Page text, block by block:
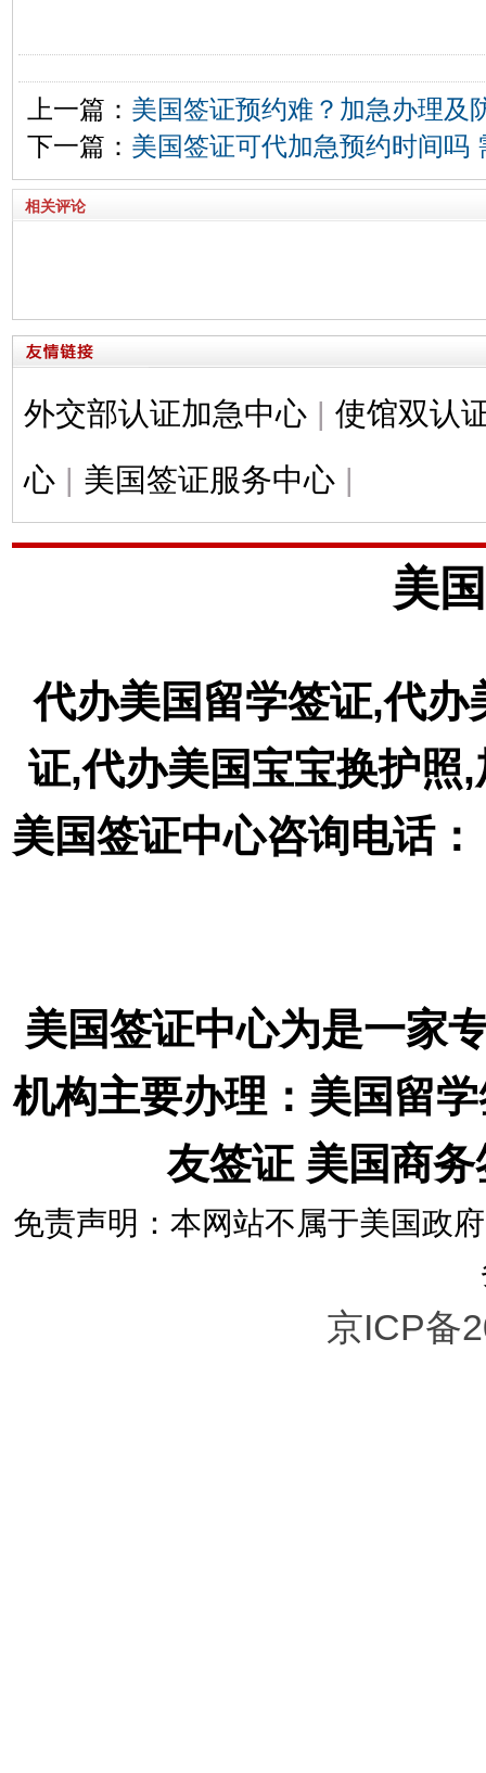
上一篇： 美国签证预约难？加急办理及
下一篇： 美国签证可代加急预约时间吗
相关评论
外交部认证加急中心 | 使馆双认
心 | 美国签证服务中心 |
美国
代办美国留学签证,代
证,代办美国宝宝换护照
美国签证中心咨询电话
美国签证中心为是一家
机构主要办理：美国留
友签证 美国商
免责声明：本网站不属于美国政
京ICP备